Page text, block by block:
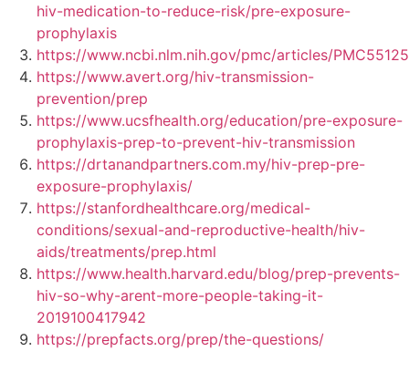
hiv-medication-to-reduce-risk/pre-exposure-
prophylaxis
https://www.ncbi.nlm.nih.gov/pmc/articles/
https://www.avert.org/hiv-transmission-
prevention/prep
https://www.ucsfhealth.org/education/pre-exposure-
prophylaxis-prep-to-prevent-hiv-transmission
https://drtanandpartners.com.my/hiv-prep-pre-
exposure-prophylaxis/
https://stanfordhealthcare.org/medical-
conditions/sexual-and-reproductive-health/hiv-
aids/treatments/prep.html
https://www.health.harvard.edu/blog/prep-prevents-
hiv-so-why-arent-more-people-taking-it-
2019100417942
https://prepfacts.org/prep/the-questions/